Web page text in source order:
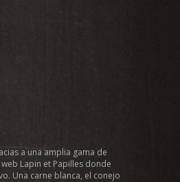
a una amplia gama de
Lapin et Papilles donde
Una carne blanca, el conejo